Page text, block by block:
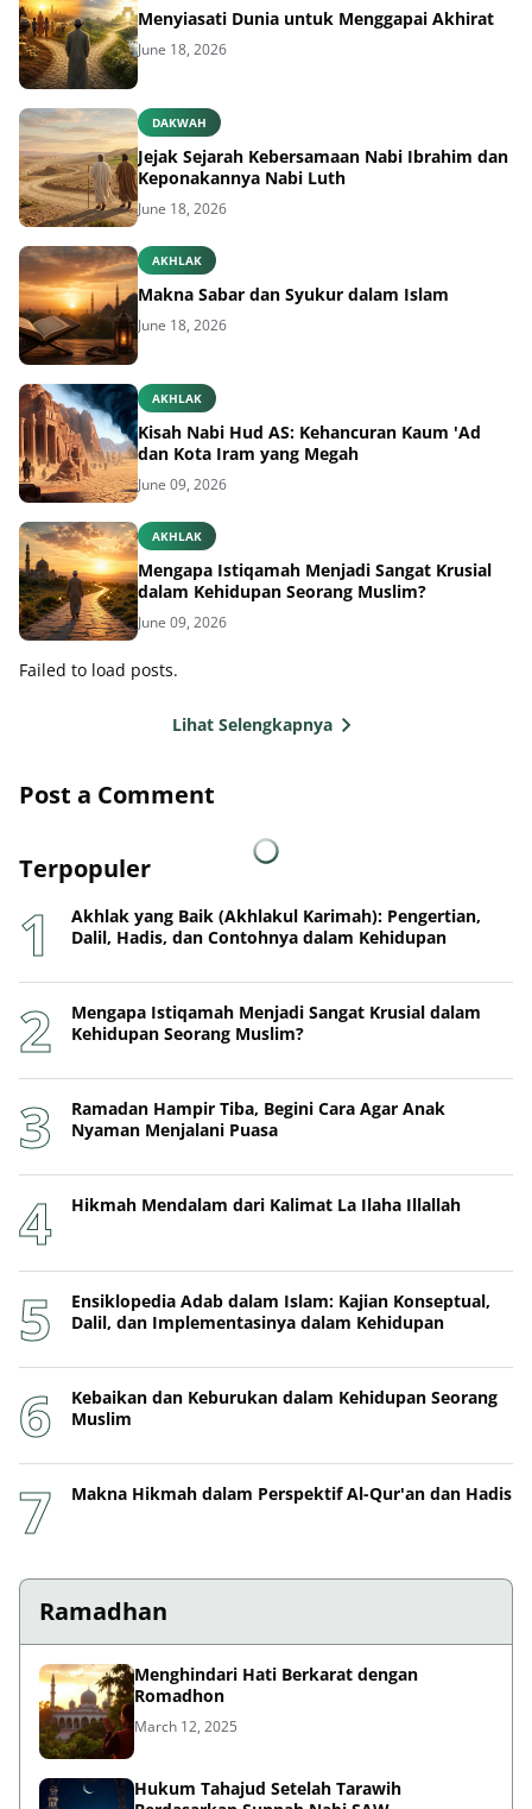
Menyiasati Dunia untuk Menggapai Akhirat
June 18, 2026
DAKWAH
Jejak Sejarah Kebersamaan Nabi Ibrahim dan
Keponakannya Nabi Luth
June 18, 2026
AKHLAK
Makna Sabar dan Syukur dalam Islam
June 18, 2026
AKHLAK
Kisah Nabi Hud AS: Kehancuran Kaum 'Ad
dan Kota Iram yang Megah
June 09, 2026
AKHLAK
Mengapa Istiqamah Menjadi Sangat Krusial
dalam Kehidupan Seorang Muslim?
June 09, 2026
Failed to load posts.
Lihat Selengkapnya
Post a Comment
Terpopuler
Akhlak yang Baik (Akhlakul Karimah): Pengertian,
Dalil, Hadis, dan Contohnya dalam Kehidupan
Mengapa Istiqamah Menjadi Sangat Krusial dalam
Kehidupan Seorang Muslim?
Ramadan Hampir Tiba, Begini Cara Agar Anak
Nyaman Menjalani Puasa
Hikmah Mendalam dari Kalimat La Ilaha Illallah
Ensiklopedia Adab dalam Islam: Kajian Konseptual,
Dalil, dan Implementasinya dalam Kehidupan
Kebaikan dan Keburukan dalam Kehidupan Seorang
Muslim
Makna Hikmah dalam Perspektif Al-Qur'an dan Hadis
Ramadhan
Menghindari Hati Berkarat dengan
Romadhon
March 12, 2025
Hukum Tahajud Setelah Tarawih